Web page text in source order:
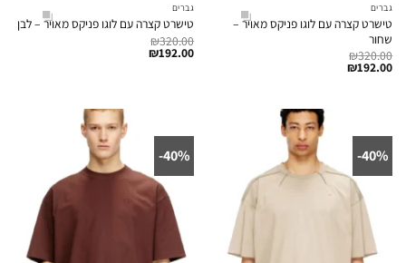
גברים
טישרט קצרה עם לוגו פניקס מאויר –
שחור
₪320.00
₪192.00
גברים
טישרט קצרה עם לוגו פניקס מאויר – לבן
₪320.00
₪192.00
40%-
40%-